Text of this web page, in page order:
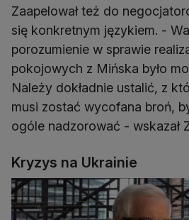
Zaapelował też do
się konkretnym językiem. -
porozumienie w sprawie
pokojowych z Mińska było
Należy dokładnie ustalić, z
musi zostać wycofana broń,
ogóle nadzorować - wskazał
Kryzys na Ukrainie